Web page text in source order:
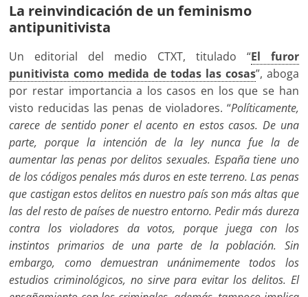
La reinvindicación de un feminismo
antipunitivista
Un editorial del medio CTXT, titulado “El furor
punitivista como medida de todas las cosas”, aboga
por restar importancia a los casos en los que se han
visto reducidas las penas de violadores. “Políticamente,
carece de sentido poner el acento en estos casos. De una
parte, porque la intención de la ley nunca fue la de
aumentar las penas por delitos sexuales. España tiene uno
de los códigos penales más duros en este terreno. Las penas
que castigan estos delitos en nuestro país son más altas que
las del resto de países de nuestro entorno. Pedir más dureza
contra los violadores da votos, porque juega con los
instintos primarios de una parte de la población. Sin
embargo, como demuestran unánimemente todos los
estudios criminológicos, no sirve para evitar los delitos. El